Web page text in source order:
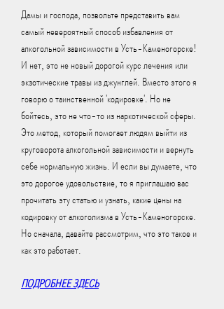
Дамы и господа, позвольте представить вам
самый невероятный способ избавления от
алкогольной зависимости в Усть-Каменогорске!
И нет, это не новый дорогой курс лечения или
экзотические травы из джунглей. Вместо этого я
говорю о таинственной 'кодировке'. Но не
бойтесь, это не что-то из наркотической сферы.
Это метод, который помогает людям выйти из
круговорота алкогольной зависимости и вернуть
себе нормальную жизнь. И если вы думаете, что
это дорогое удовольствие, то я приглашаю вас
прочитать эту статью и узнать, какие цены на
кодировку от алкоголизма в Усть-Каменогорске.
Но сначала, давайте рассмотрим, что это такое и
как это работает.
ПОДРОБНЕЕ ЗДЕСЬ